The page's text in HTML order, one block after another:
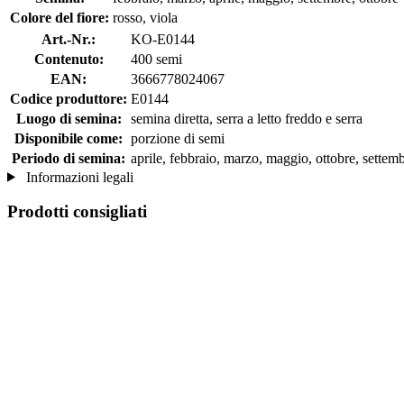
Colore del fiore: rosso, viola
Art.-Nr.:
KO-E0144
Contenuto:
400 semi
EAN:
3666778024067
Codice produttore: E0144
Luogo di semina:
semina diretta, serra a letto freddo e serra
Disponibile come: porzione di semi
Periodo di semina: aprile, febbraio, marzo, maggio, ottobre,
Informazioni legali
Prodotti consigliati